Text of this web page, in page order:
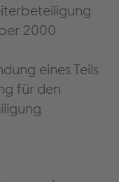
2000
eines Teils
für den